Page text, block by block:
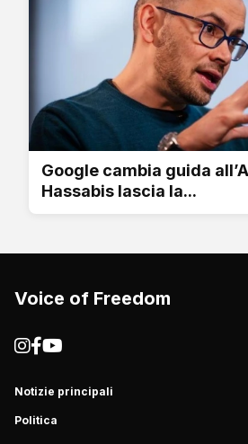
Google cambia guida
Hassabis lascia la...
Voice of Freedom
Notizie principali
Politica